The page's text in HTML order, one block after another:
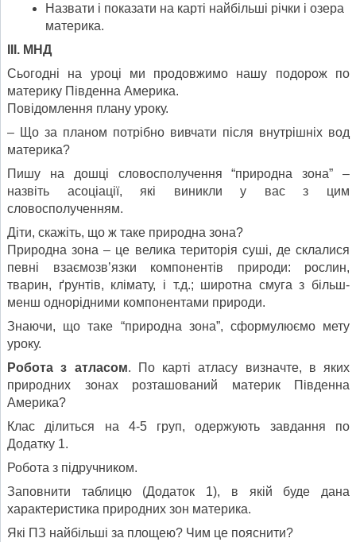
Назвати і показати на карті найбільші річки і озера
материка.
ІІІ. МНД
Сьогодні на уроці ми продовжимо нашу подорож по
материку Південна Америка.
Повідомлення плану уроку.
– Що за планом потрібно вивчати після внутрішніх вод
материка?
Пишу на дошці словосполучення “природна зона” –
назвіть асоціації, які виникли у вас з цим
словосполученням.
Діти, скажіть, що ж таке природна зона?
Природна зона – це велика територія суші, де склалися
певні взаємозв’язки компонентів природи: рослин,
тварин, ґрунтів, клімату, і т.д.; широтна смуга з більш-
менш однорідними компонентами природи.
Знаючи, що таке “природна зона”, сформулюємо мету
уроку.
Робота з атласом. По карті атласу визначте, в яких
природних зонах розташований материк Південна
Америка?
Клас ділиться на 4-5 груп, одержують завдання по
Додатку 1.
Робота з підручником.
Заповнити таблицю (Додаток 1), в якій буде дана
характеристика природних зон материка.
Які ПЗ найбільші за площею? Чим це пояснити?